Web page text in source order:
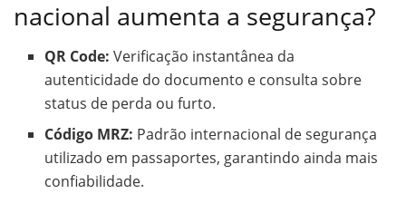
nacional aumenta a segurança?
QR Code: Verificação instantânea da
autenticidade do documento e consulta sobre
status de perda ou furto.
Código MRZ: Padrão internacional de segurança
utilizado em passaportes, garantindo ainda mais
confiabilidade.